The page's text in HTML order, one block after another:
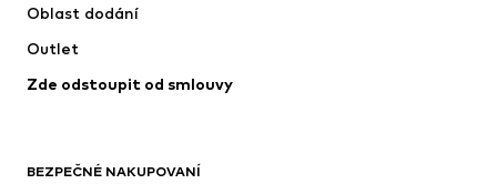
Plavky
Příležitosti
Upcyklace
Nové
Oblast dodání
Outlet
Zde odstoupit od smlouvy
BEZPEČNÉ NAKUPOVANÍ